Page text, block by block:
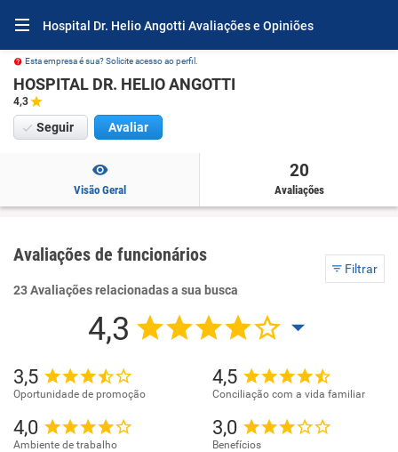
Hospital Dr. Helio Angotti Avaliações e Opiniões
Esta empresa é sua? Solicite acesso ao perfil.
HOSPITAL DR. HELIO ANGOTTI
4,3
Seguir Avaliar
Visão Geral
20
Avaliações
Avaliações de funcionários
Filtrar
23 Avaliações relacionadas a sua busca
4,3
3,5
Oportunidade de promoção
4,5
Conciliação com a vida familiar
4,0
Ambiente de trabalho
3,0
Benefícios